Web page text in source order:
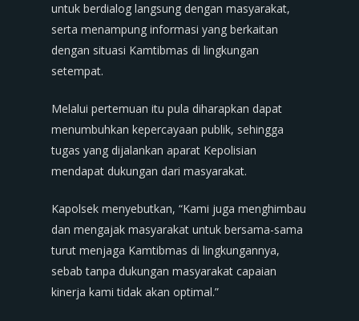
untuk berdialog langsung dengan masyarakat,
serta menampung informasi yang berkaitan
dengan situasi Kamtibmas di lingkungan
setempat.
Melalui pertemuan itu pula diharapkan dapat
menumbuhkan kepercayaan publik, sehingga
tugas yang dijalankan aparat Kepolisian
mendapat dukungan dari masyarakat.
Kapolsek menyebutkan, “Kami juga menghimbau
dan mengajak masyarakat untuk bersama-sama
turut menjaga Kamtibmas di lingkungannya,
sebab tanpa dukungan masyarakat capaian
kinerja kami tidak akan optimal.”